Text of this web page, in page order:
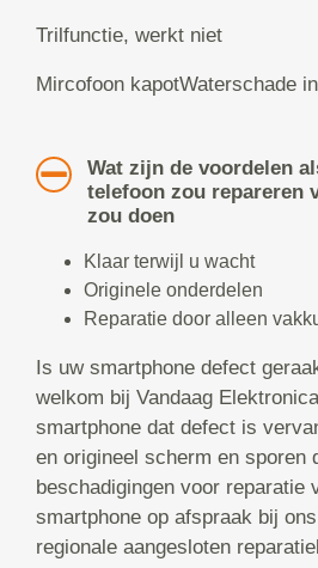
Trilfunctie, werkt niet
Mircofoon kapotWaterschade
Wat zijn de voordelen
telefoon zou repareren
zou doen
Klaar terwijl u wacht
Originele onderdelen
Reparatie door alleen
Is uw smartphone defect
welkom bij Vandaag
smartphone dat defect is
en origineel scherm en sporen
beschadigingen voor reparatie
smartphone op afspraak bij
regionale aangesloten